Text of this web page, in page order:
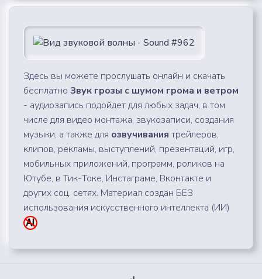
Здесь вы можете прослушать онлайн и скачать
бесплатно Звук грозы с шумом грома и ветром
- аудиозапись подойдет для любых задач, в том
числе для видео монтажа, звукозаписи, создания
музыки, а также для озвучивания трейлеров,
клипов, рекламы, выступлений, презентаций, игр,
мобильных приложений, программ, роликов на
Ютубе, в Тик-Токе, Инстаграме, Вконтакте и
других соц. сетях. Материал создан БЕЗ
использования искусственного интеллекта (ИИ)